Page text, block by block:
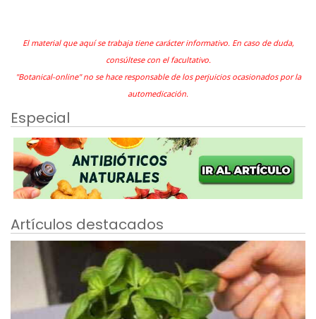
El material que aquí se trabaja tiene carácter informativo. En caso de duda,
consúltese con el facultativo.
"Botanical-online" no se hace responsable de los perjuicios ocasionados por la
automedicación.
Especial
Artículos destacados